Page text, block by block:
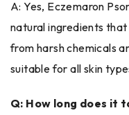
A: Yes, Eczemaron
natural ingredients
from harsh chemicals
suitable for all skin
Q: How long does it